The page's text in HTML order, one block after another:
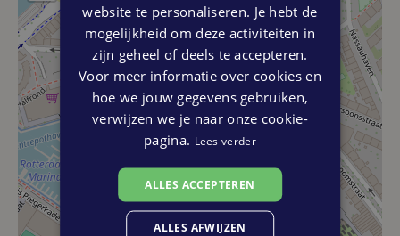
website te personaliseren. Je hebt de
mogelijkheid om deze activiteiten in
zijn geheel of deels te accepteren.
Voor meer informatie over cookies en
hoe we jouw gegevens gebruiken,
verwijzen we je naar onze cookie-
pagina. Lees verder
ALLES ACCEPTEREN
ALLES AFWIJZEN